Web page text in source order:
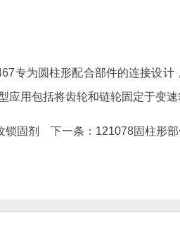
为圆柱形配合部件的连接设计，
应用包括将齿轮和链轮固定于变
锁固剂 下一条： 121078固柱形